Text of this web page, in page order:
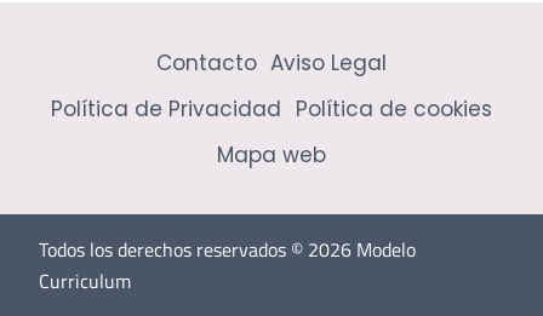
Contacto Aviso Legal
Política de Privacidad Política de cookies
Mapa web
Todos los derechos reservados © 2026 Modelo
Curriculum